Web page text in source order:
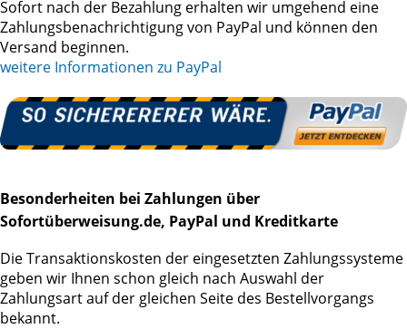
Sofort nach der Bezahlung erhalten wir umgehend eine
Zahlungsbenachrichtigung von PayPal und können den
Versand beginnen.
weitere Informationen zu PayPal
Besonderheiten bei Zahlungen über
Sofortüberweisung.de, PayPal und Kreditkarte
Die Transaktionskosten der eingesetzten Zahlungssysteme
geben wir Ihnen schon gleich nach Auswahl der
Zahlungsart auf der gleichen Seite des Bestellvorgangs
bekannt.